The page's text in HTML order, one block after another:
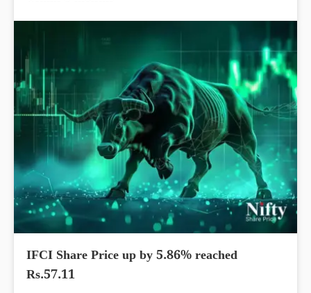
IFCI Share Price up by 5.86% reached
Rs.57.11